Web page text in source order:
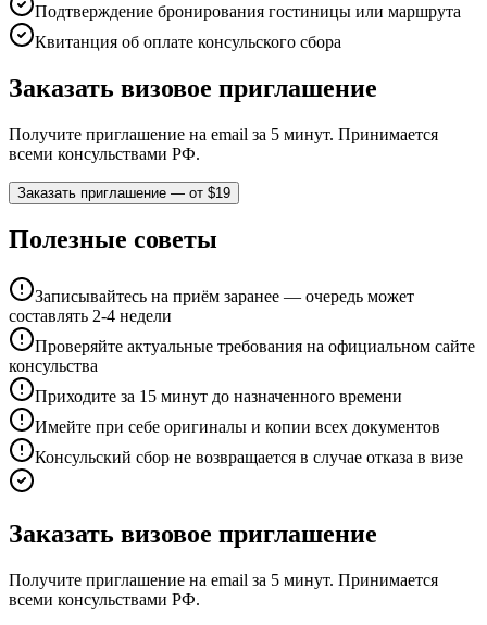
Подтверждение бронирования гостиницы или маршрута
Квитанция об оплате консульского сбора
Заказать визовое приглашение
Получите приглашение на email за 5 минут. Принимается
всеми консульствами РФ.
Заказать приглашение — от $19
Полезные советы
Записывайтесь на приём заранее — очередь может
составлять 2-4 недели
Проверяйте актуальные требования на официальном сайте
консульства
Приходите за 15 минут до назначенного времени
Имейте при себе оригиналы и копии всех документов
Консульский сбор не возвращается в случае отказа в визе
Заказать визовое приглашение
Получите приглашение на email за 5 минут. Принимается
всеми консульствами РФ.